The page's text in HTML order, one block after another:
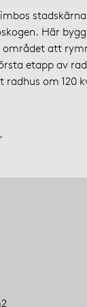
stadskärna
Här
att
etapp av
radhus om 120